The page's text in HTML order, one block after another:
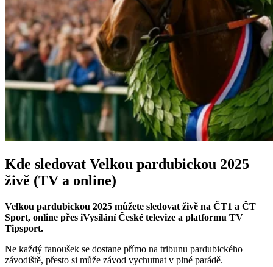
Kde sledovat Velkou pardubickou 2025
živě (TV a online)
Velkou pardubickou 2025 můžete sledovat živě na ČT1 a ČT
Sport, online přes iVysílání České televize a platformu TV
Tipsport.
Ne každý fanoušek se dostane přímo na tribunu pardubického
závodiště, přesto si může závod vychutnat v plné parádě.